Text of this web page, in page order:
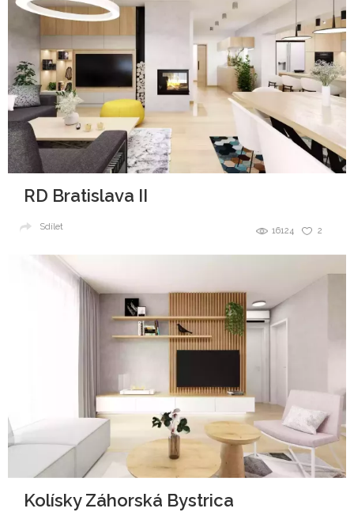
RD Bratislava II
2
16124
Sdílet
Kolísky Záhorská Bystrica